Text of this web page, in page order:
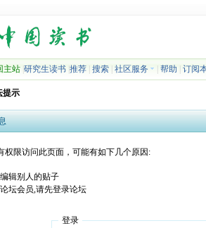
主站| 研究生读书| 推荐| 搜索| 社区服务 帮助 订阅
提示
权限访问此页面，可能有如下几个原因:
辑别人的贴子
坛会员,请先登录论坛
登录